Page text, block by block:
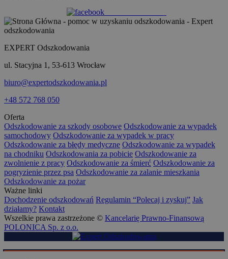
EXPERT Odszkodowania
ul. Stacyjna 1, 53-613 Wrocław
biuro@expertodszkodowania.pl
+48 572 768 050
Oferta
Odszkodowanie za szkody osobowe Odszkodowanie za wypadek
samochodowy Odszkodowanie za wypadek w pracy
Odszkodowanie za błędy medyczne Odszkodowanie za wypadek
na chodniku Odszkodowania za pobicie Odszkodowanie za
zwolnienie z pracy Odszkodowanie za śmierć Odszkodowanie za
pogryzienie przez psa Odszkodowanie za zalanie mieszkania
Odszkodowanie za pożar
Ważne linki
Dochodzenie odszkodowań Regulamin “Polecaj i zyskuj” Jak
działamy? Kontakt
Wszelkie prawa zastrzeżone © Kancelarię Prawno-Finansową
POLONICA Sp. z o.o.